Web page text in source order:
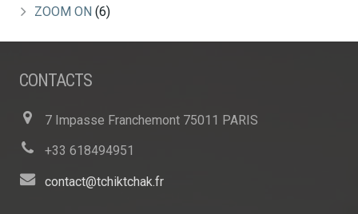
ZOOM ON (6)
CONTACTS
7 Impasse Franchemont 75011 PARIS
+33 618494951
contact@tchiktchak.fr